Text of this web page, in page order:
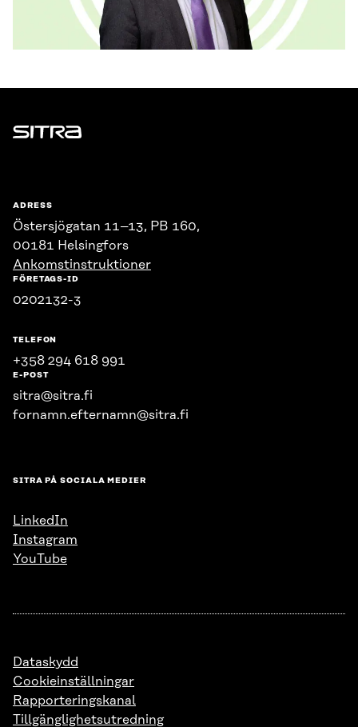
Sitra
ADRESS
Östersjögatan 11–13, PB 160,
00181 Helsingfors
Ankomstinstruktioner
FÖRETAGS-ID
0202132-3
TELEFON
+358 294 618 991
E-POST
sitra@sitra.fi
fornamn.efternamn@sitra.fi
SITRA PÅ SOCIALA MEDIER
LinkedIn
Instagram
YouTube
Dataskydd
Cookieinställningar
Rapporteringskanal
Tillgänglighetsutredning